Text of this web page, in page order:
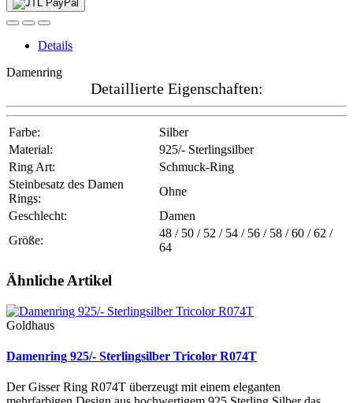
Details
Damenring
Detaillierte Eigenschaften:
Farbe:
Silber
Material:
925/- Sterlingsilber
Ring Art:
Schmuck-Ring
Steinbesatz des Damen
Rings:
Ohne
Geschlecht:
Damen
Größe:
48 / 50 / 52 / 54 / 56 / 58 / 60 / 62 /
64
Ähnliche Artikel
Goldhaus
Damenring 925/- Sterlingsilber Tricolor R074T
Der Gisser Ring R074T überzeugt mit einem eleganten